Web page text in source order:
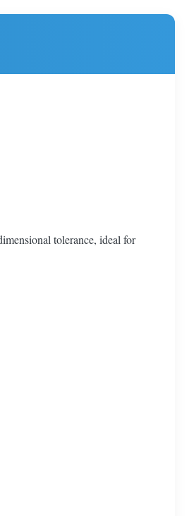
tolerance, ideal for